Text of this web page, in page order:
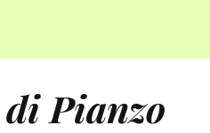
Pianzo